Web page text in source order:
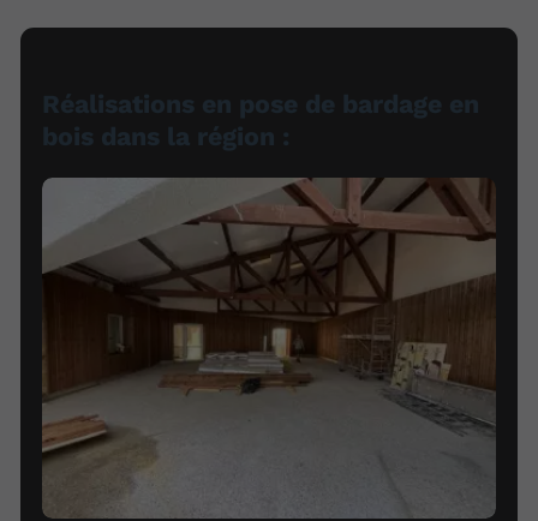
Réalisations en pose de bardage en
bois dans la région :